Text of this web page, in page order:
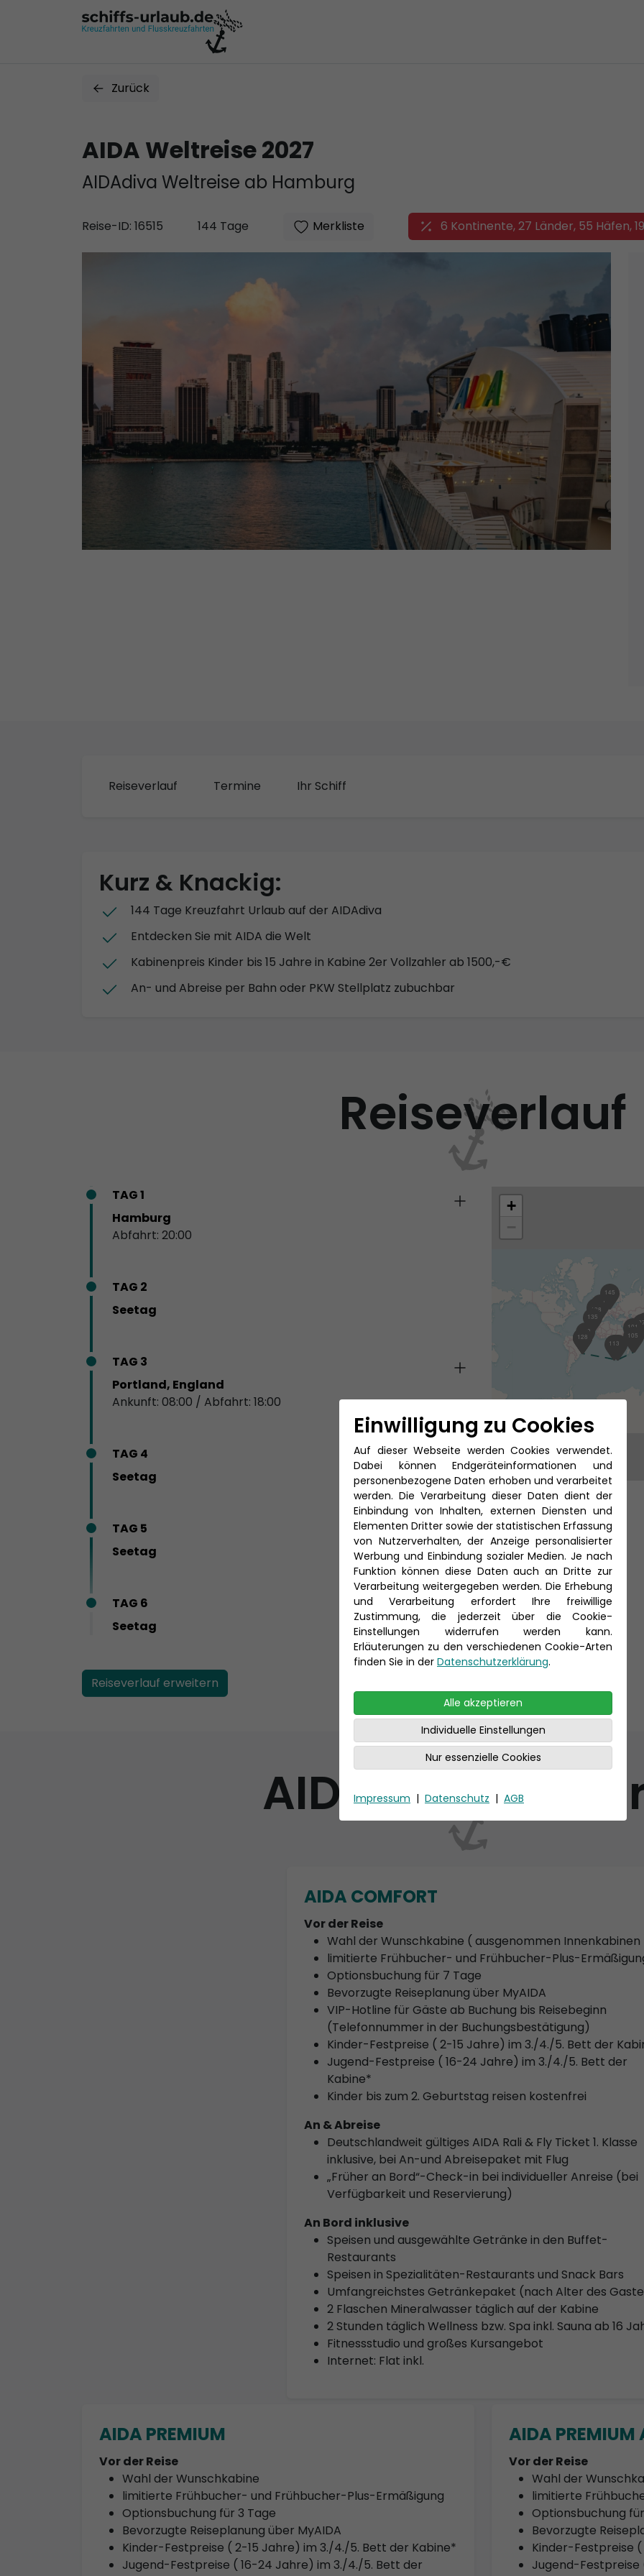
Zurück
AIDA Weltreise 2027
AIDAdiva Weltreise ab Hamburg
Reise-ID: 16515 144 Tage Merkliste 6 Kontinente, 27 Länder, 55 Häfen,
Reiseverlauf Termine Ihr Schiff
Kurz & Knackig:
144 Tage Kreuzfahrt Urlaub auf der AIDAdiva
Entdecken Sie mit AIDA die Welt
Kabinenpreis Kinder bis 15 Jahre in Kabine 2er Vollzahler ab 1500,-€
An- und Abreise per Bahn oder PKW Stellplatz zubuchbar
Reiseverlauf
101
104
105
110
111
113
126
127
128
130
135
138
139141
145
+
TAG 1
Hamburg
Abfahrt: 20:00
TAG 2
Seetag
TAG 3
Portland, England
Ankunft: 08:00 / Abfahrt: 18:00
TAG 4
Seetag
TAG 5
Seetag
TAG 6
Seetag
Reiseverlauf erweitern
AIDA Cruises
AIDA COMFORT
Vor der Reise
Wahl der Wunschkabine ( ausgenommen
limitierte Frühbucher- und Frühbucher-Plus-
Optionsbuchung für 7 Tage
Bevorzugte Reiseplanung über MyAIDA
VIP-Hotline für Gäste ab Buchung bis Reisebeginn
(Telefonnummer in der Buchungsbestätigung)
Kinder-Festpreise ( 2-15 Jahre) im 3./4./5. Bett der
Jugend-Festpreise ( 16-24 Jahre) im 3./4./5. Bett der
Kabine*
Kinder bis zum 2. Geburtstag reisen kostenfrei
An & Abreise
Deutschlandweit gültiges AIDA Rali & Fly Ticket 1. Klasse
inklusive, bei An-und Abreisepaket mit Flug
„Früher an Bord“-Check-in bei individueller Anreise (bei
Verfügbarkeit und Reservierung)
An Bord inklusive
Speisen und ausgewählte Getränke in den Buffet-
Restaurants
Speisen in Spezialitäten-Restaurants und Snack Bars
Umfangreichstes Getränkepaket (nach Alter des
2 Flaschen Mineralwasser täglich auf der Kabine
2 Stunden täglich Wellness bzw. Spa inkl. Sauna ab 16
Fitnessstudio und großes Kursangebot
Internet: Flat inkl.
AIDA PREMIUM
Vor der Reise
Wahl der Wunschkabine
limitierte Frühbucher- und Frühbucher-Plus-Ermäßigung
Optionsbuchung für 3 Tage
Bevorzugte Reiseplanung über MyAIDA
Kinder-Festpreise ( 2-15 Jahre) im 3./4./5. Bett der Kabine*
Jugend-Festpreise ( 16-24 Jahre) im 3./4./5. Bett der
AIDA PREMIUM
Vor der Reise
Wahl der
limitierte
Optionsbuchung
Bevorzugte
Kinder-Festpreise
Jugend-
Einwilligung zu Cookies
Auf dieser Webseite werden Cookies verwendet.
Dabei können Endgeräteinformationen und
personenbezogene Daten erhoben und verarbeitet
werden. Die Verarbeitung dieser Daten dient der
Einbindung von Inhalten, externen Diensten und
Elementen Dritter sowie der statistischen Erfassung
von Nutzerverhalten, der Anzeige personalisierter
Werbung und Einbindung sozialer Medien. Je nach
Funktion können diese Daten auch an Dritte zur
Verarbeitung weitergegeben werden. Die Erhebung
und Verarbeitung erfordert Ihre freiwillige
Zustimmung, die jederzeit über die Cookie-
Einstellungen widerrufen werden kann.
Erläuterungen zu den verschiedenen Cookie-Arten
finden Sie in der Datenschutzerklärung.
Alle akzeptieren
Individuelle Einstellungen
Nur essenzielle Cookies
Impressum | Datenschutz | AGB